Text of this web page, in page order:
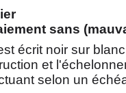
sans
écrit noir sur
et
selon un
encore réglée, une
rapidement : qui paie les